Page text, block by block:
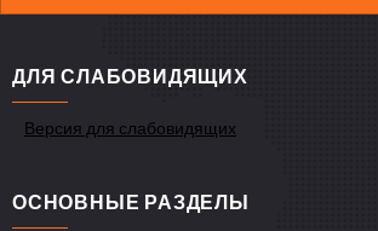
ДЛЯ СЛАБОВИДЯЩИХ
Версия для слабовидящих
ОСНОВНЫЕ РАЗДЕЛЫ